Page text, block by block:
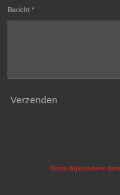
Bericht *
Verzenden
Onze bijzondere